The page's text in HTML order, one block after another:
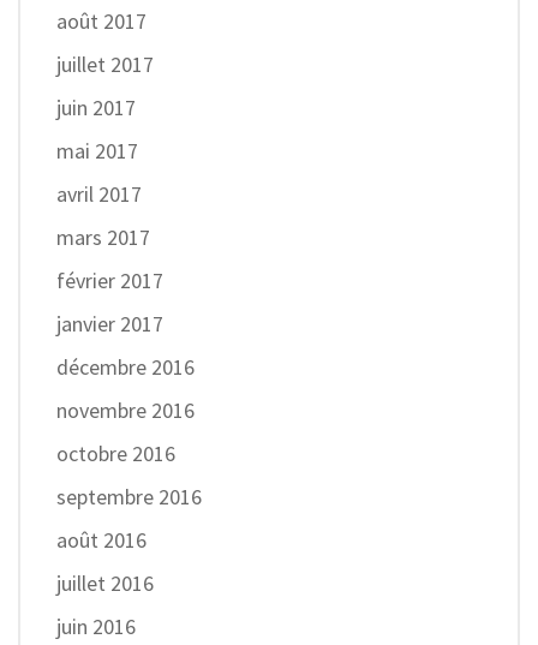
août 2017
juillet 2017
juin 2017
mai 2017
avril 2017
mars 2017
février 2017
janvier 2017
décembre 2016
novembre 2016
octobre 2016
septembre 2016
août 2016
juillet 2016
juin 2016